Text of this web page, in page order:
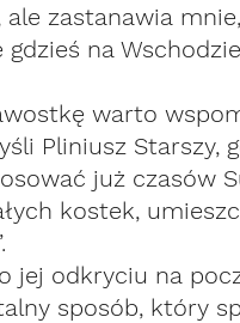
zastanawia
na
warto
Pliniusz Starszy,
już czasów
kostek,
jej odkryciu na
sposób, który